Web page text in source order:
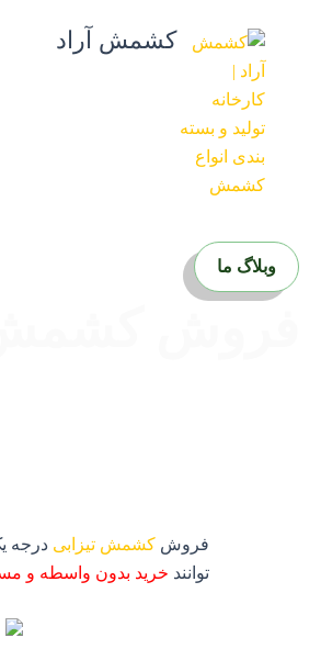
کشمش آراد
وبلاگ ما
فروش کشمش تیزابی درجه
توانند خرید بدون واسطه و